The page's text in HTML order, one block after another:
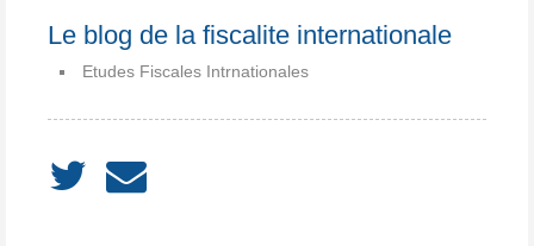
Le blog de la fiscalite internationale
Etudes Fiscales Intrnationales